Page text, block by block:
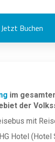
Jetzt Buchen
im
der
mit
Hotel (Hotel